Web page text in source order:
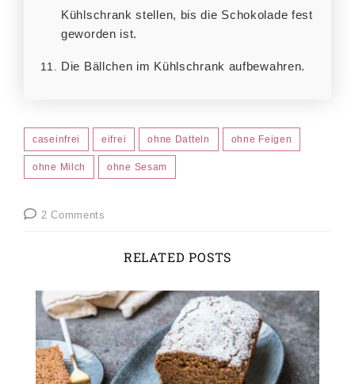
Kühlschrank stellen, bis die Schokolade fest
geworden ist.
Die Bällchen im Kühlschrank aufbewahren.
caseinfrei eifrei ohne Datteln ohne Feigen
ohne Milch ohne Sesam
2 Comments
RELATED POSTS